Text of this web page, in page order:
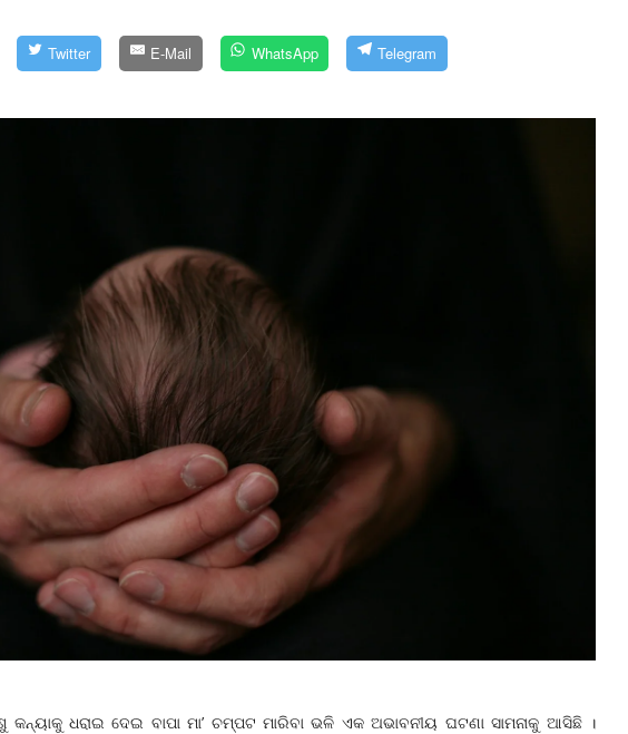
Twitter E-Mail WhatsApp Telegram
ଧରାଇ ଦେଇ ବାପା ମା’ ଚମ୍ପଟ ମାରିବା ଭଳି ଏକ ଅଭାବନୀୟ ଘଟଣା ସାମନାକୁ ଆସିଛି ।